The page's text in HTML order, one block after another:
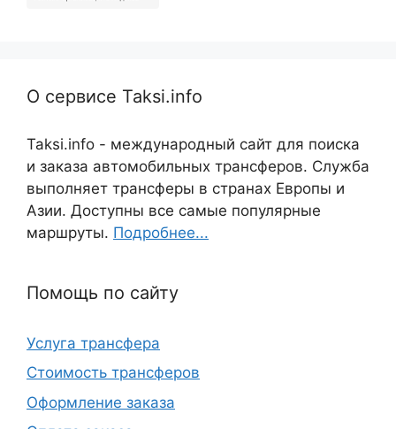
О сервисе Taksi.info
Taksi.info - международный сайт для поиска
и заказа автомобильных трансферов. Служба
выполняет трансферы в странах Европы и
Азии. Доступны все самые популярные
маршруты. Подробнее...
Помощь по сайту
Услуга трансфера
Стоимость трансферов
Оформление заказа